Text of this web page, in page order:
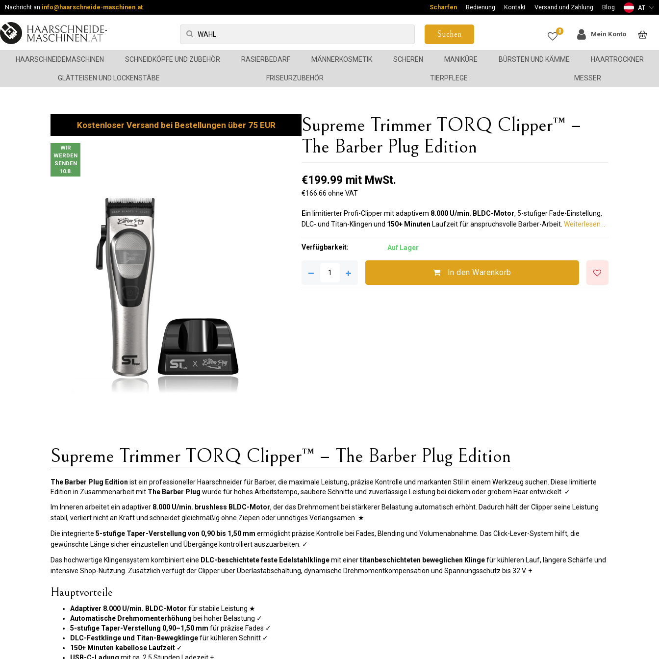
Nachricht an info@haarschneide-maschinen.at Scharfen Bedienung Kontakt Versand und Zahlung Blog AT
Suchen 0 Mein Konto
HAARSCHNEIDEMASCHINEN SCHNEIDKÖPFE UND ZUBEHÖR RASIERBEDARF MÄNNERKOSMETIK SCHEREN MANIKÜRE BÜRSTEN UND KÄMME HAARTROCKNER
GLÄTTEISEN UND LOCKENSTÄBE FRISEURZUBEHÖR TIERPFLEGE MESSER
Kostenloser Versand bei Bestellungen über 75 EUR
WIR
WERDEN
SENDEN
10.8.
Supreme Trimmer TORQ Clipper™ –
The Barber Plug Edition
€199.99 mit MwSt.
€166.66 ohne VAT
Ein limitierter Profi-Clipper mit adaptivem 8.000 U/min. BLDC-Motor, 5-stufiger Fade-Einstellung,
DLC- und Titan-Klingen und 150+ Minuten Laufzeit für anspruchsvolle Barber-Arbeit. Weiterlesen ..
Verfügbarkeit: Auf Lager
In den Warenkorb
Supreme Trimmer TORQ Clipper™ – The Barber Plug Edition
The Barber Plug Edition ist ein professioneller Haarschneider für Barber, die maximale Leistung, präzise Kontrolle und markanten Stil in einem Werkzeug suchen. Diese limitierte
Edition in Zusammenarbeit mit The Barber Plug wurde für hohes Arbeitstempo, saubere Schnitte und zuverlässige Leistung bei dickem oder grobem Haar entwickelt. ✓
Im Inneren arbeitet ein adaptiver 8.000 U/min. brushless BLDC-Motor, der das Drehmoment bei stärkerer Belastung automatisch erhöht. Dadurch hält der Clipper seine Leistung
stabil, verliert nicht an Kraft und schneidet gleichmäßig ohne Ziepen oder unnötiges Verlangsamen. ★
Die integrierte5-stufige Taper-Verstellung von 0,90 bis 1,50 mm ermöglicht präzise Kontrolle bei Fades, Blending und Volumenabnahme. Das Click-Lever-System hilft, die
gewünschte Länge sicher einzustellen und Übergänge kontrolliert auszuarbeiten. ✓
Das hochwertige Klingensystem kombiniert eine DLC-beschichtete feste Edelstahlklingemit einertitanbeschichteten beweglichen Klingefür kühleren Lauf, längere Schärfe und
intensive Shop-Nutzung. Zusätzlich verfügt der Clipper über Überlastabschaltung, dynamische Drehmomentkompensation und Spannungsschutz bis 32 V. +
Hauptvorteile
Adaptiver 8.000 U/min. BLDC-Motor für stabile Leistung ★
Automatische Drehmomenterhöhung bei hoher Belastung ✓
5-stufige Taper-Verstellung 0,90–1,50 mm für präzise Fades ✓
DLC-Festklinge und Titan-Bewegklingefür kühleren Schnitt ✓
150+ Minuten kabellose Laufzeit ✓